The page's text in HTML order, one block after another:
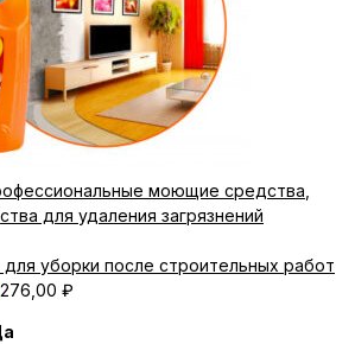
моющие средства
для удаления загрязнений
для уборки после строительных работ
276,00 ₽